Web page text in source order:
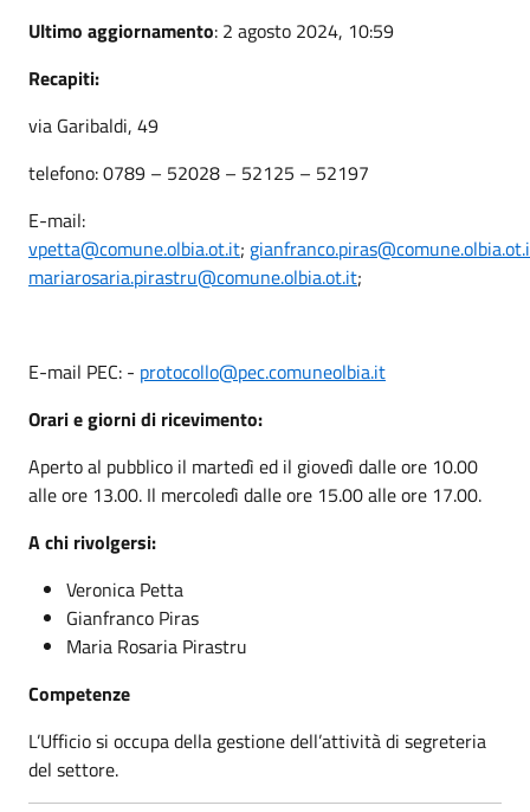
Ultimo aggiornamento: 2 agosto 2024, 10:59
Recapiti:
via Garibaldi, 49
telefono: 0789 – 52028 – 52125 – 52197
E-mail:
vpetta@comune.olbia.ot.it;
mariarosaria.pirastru@comune.olbia.ot.it;
E-mail PEC: - protocollo@pec.comuneolbia.it
Orari e giorni di ricevimento:
Aperto al pubblico il martedì ed il giovedì dalle ore 10.00
alle ore 13.00. Il mercoledì dalle ore 15.00 alle ore 17.00.
A chi rivolgersi:
Veronica Petta
Gianfranco Piras
Maria Rosaria Pirastru
Competenze
L’Ufficio si occupa della gestione dell’attività di segreteria
del settore.